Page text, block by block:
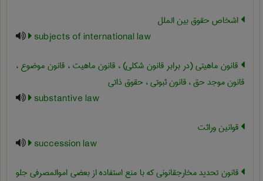
اشخاص حقوق بین الملل
subjects of international law
قانون ماهیتی (در برابر قانون شکلی) ، قانون ماهیت ، قانون موضوع ،
قانون موجد حق ، قانون ثبوتی ، حقوق ذاتی
substantive law
قوانین وراثت
succession law
قانون تحدید مخارجقانونی که با منع استفاده از بعضی اموالمصرفی جلو